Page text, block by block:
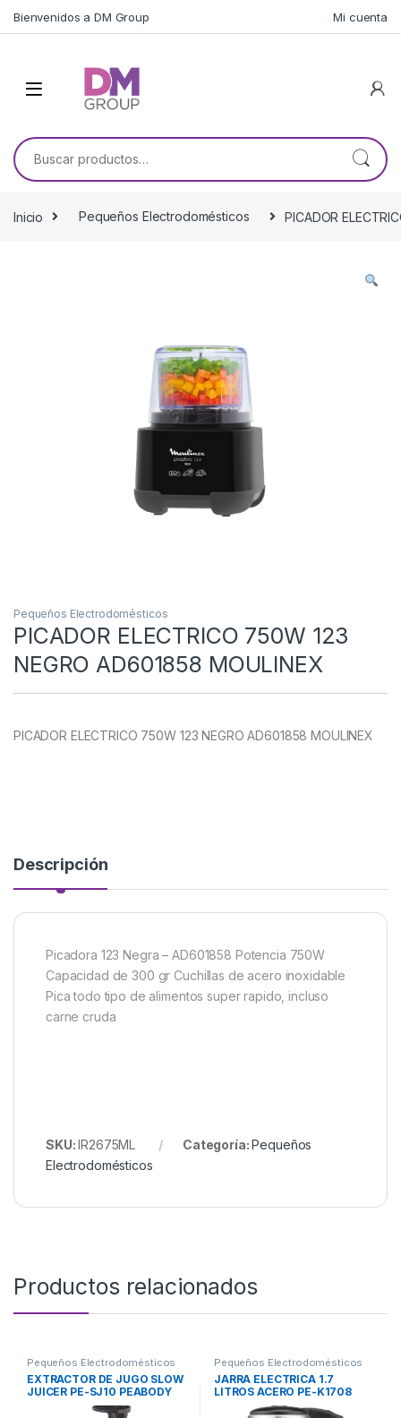
Bienvenidos a DM Group Mi cuenta
Buscar por:
Inicio Pequeños Electrodomésticos PICADOR
Pequeños Electrodomésticos
PICADOR ELECTRICO 750W 123
NEGRO AD601858 MOULINEX
PICADOR ELECTRICO 750W 123 NEGRO AD601858 MOULINEX
Descripción
Picadora 123 Negra – AD601858 Potencia 750W
Capacidad de 300 gr Cuchillas de acero inoxidable
Pica todo tipo de alimentos super rapido, incluso
carne cruda
SKU:IR2675ML Categoría:Pequeños
Electrodomésticos
Productos relacionados
Pequeños Electrodomésticos
EXTRACTOR DE JUGO SLOW
JUICER PE-SJ10 PEABODY
Pequeños Electrodomésticos
JARRA ELECTRICA 1.7
LITROS ACERO PE-K1708
PEABODY